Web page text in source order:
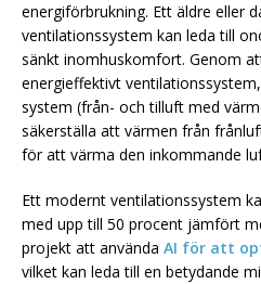
energiförbrukning. Ett äldre eller
ventilationssystem kan leda till
sänkt inomhuskomfort. Genom
energieffektivt
system (från- och tilluft med
säkerställa att värmen från
för att värma den inkommande
Ett modernt ventilationssystem
med upp till 50 procent jämfört
projekt att använda AI för att
vilket kan leda till en betydande